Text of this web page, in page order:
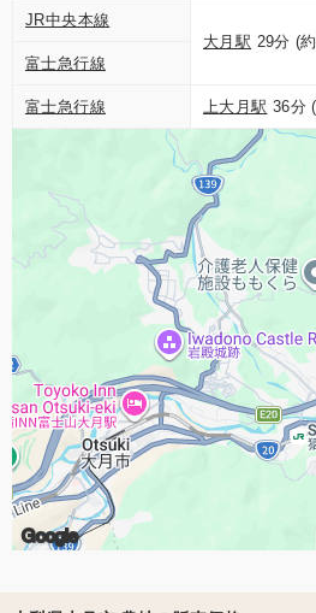
JR中央本線
大月駅 29分 (
富士急行線
富士急行線 上大月駅 36分
Google